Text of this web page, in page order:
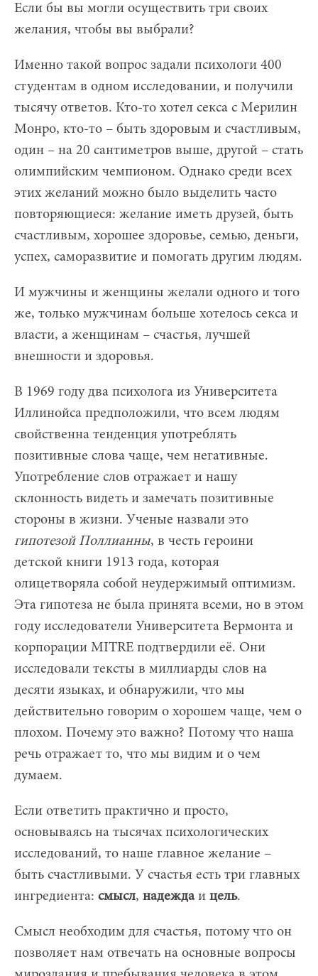
Если бы вы могли осуществить три своих
желания, чтобы вы выбрали?
Именно такой вопрос задали психологи 400
студентам в одном исследовании, и получили
тысячу ответов. Кто-то хотел секса с Мерилин
Монро, кто-то – быть здоровым и счастливым,
один – на 20 сантиметров выше, другой – стать
олимпийским чемпионом. Однако среди всех
этих желаний можно было выделить часто
повторяющиеся: желание иметь друзей, быть
счастливым, хорошее здоровье, семью, деньги,
успех, саморазвитие и помогать другим людям.
И мужчины и женщины желали одного и того
же, только мужчинам больше хотелось секса и
власти, а женщинам – счастья, лучшей
внешности и здоровья.
В 1969 году два психолога из Университета
Иллинойса предположили, что всем людям
свойственна тенденция употреблять
позитивные слова чаще, чем негативные.
Употребление слов отражает и нашу
склонность видеть и замечать позитивные
стороны в жизни. Ученые назвали это
гипотезой Поллианны, в честь героини
детской книги 1913 года, которая
олицетворяла собой неудержимый оптимизм.
Эта гипотеза не была принята всеми, но в этом
году исследователи Университета Вермонта и
корпорации MITRE подтвердили её. Они
исследовали тексты в миллиарды слов на
десяти языках, и обнаружили, что мы
действительно говорим о хорошем чаще, чем о
плохом. Почему это важно? Потому что наша
речь отражает то, что мы видим и о чем
думаем.
Если ответить практично и просто,
основываясь на тысячах психологических
исследований, то наше главное желание –
быть счастливыми. У счастья есть три главных
ингредиента: смысл, надеждаи цель.
Смысл необходим для счастья, потому что он
позволяет нам отвечать на основные вопросы